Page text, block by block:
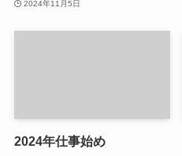
2024年11月5日
2024年仕事始め